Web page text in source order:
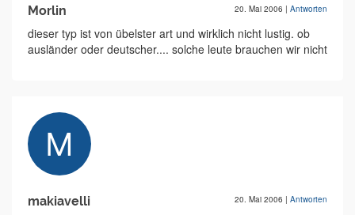
Morlin 20. Mai 2006 | Antworten
dieser typ ist von übelster art und wirklich nicht lustig. ob
ausländer oder deutscher.... solche leute brauchen wir nicht
makiavelli 20. Mai 2006 | Antworten